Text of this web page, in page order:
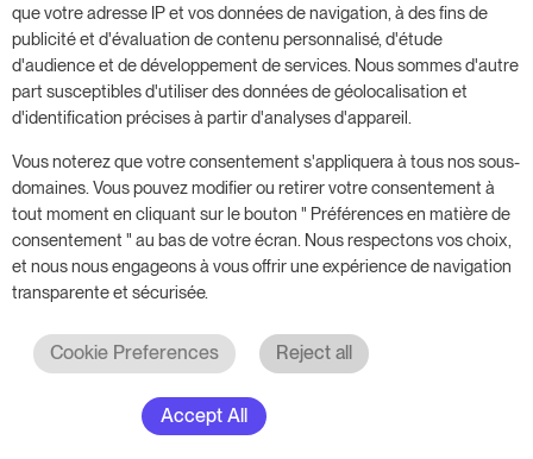
directement dans notre tableau de bord,
sans qu'il soit nécessaire de passer d'un
écran à l'autre.
Notez que certaines de ces fonctions ne sont
disponibles que pour les abonnés de nos plans
Advanced et Professional.
Il est temps de se rapprocher de
vos concurrents
À l'ère du numérique, le marché concurrentiel est
que votre adresse IP et vos données de navigation, à des fins de
publicité et d'évaluation de contenu personnalisé, d'étude
d'audience et de développement de services. Nous sommes d'autre
part susceptibles d'utiliser des données de géolocalisation et
d'identification précises à partir d'analyses d'appareil.
Vous noterez que votre consentement s'appliquera à tous nos sous-
domaines. Vous pouvez modifier ou retirer votre consentement à
tout moment en cliquant sur le bouton " Préférences en matière de
consentement " au bas de votre écran. Nous respectons vos choix,
et nous nous engageons à vous offrir une expérience de navigation
transparente et sécurisée.
Cookie Preferences Reject all
Accept All